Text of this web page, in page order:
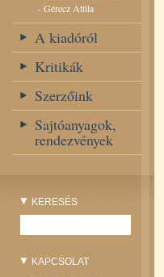
-Gérecz Attila
A kiadóról
Kritikák
Szerzőink
Sajtóanyagok,
rendezvények
KERESÉS
KAPCSOLAT